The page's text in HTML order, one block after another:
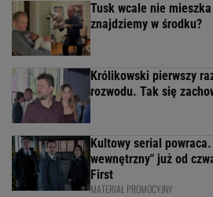
Tusk wcale nie
znajdziemy w środku?
Królikowski pierwszy
rozwodu. Tak się
Kultowy serial
wewnętrzny" już od
First
MATERIAŁ PROMOCYJNY